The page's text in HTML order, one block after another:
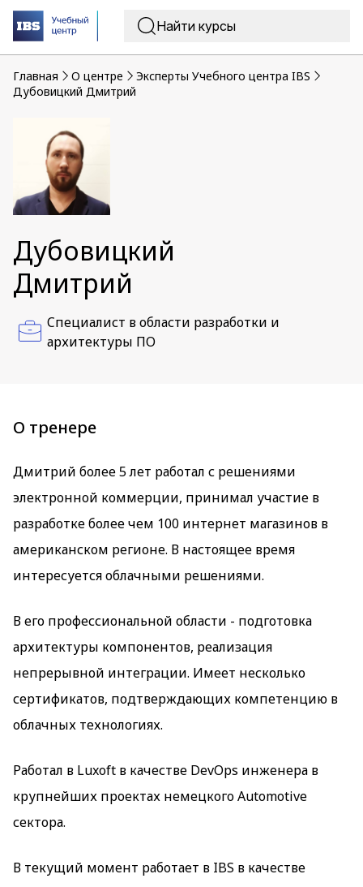
Главная O центре
Эксперты Учебного центра IBS
Дубовицкий Дмитрий
Дубовицкий
Дмитрий
Cпециалист в области разработки и
архитектуры ПО
О тренере
Дмитрий более 5 лет работал с решениями
электронной коммерции, принимал участие в
разработке более чем 100 интернет магазинов в
американском регионе. В настоящее время
интересуется облачными решениями.
В его профессиональной области - подготовка
архитектуры компонентов, реализация
непрерывной интеграции. Имеет несколько
сертификатов, подтверждающих компетенцию в
облачных технологиях.
Работал в Luxoft в качестве DevOps инженера в
крупнейших проектах немецкого Automotive
сектора.
В текущий момент работает в IBS в качестве